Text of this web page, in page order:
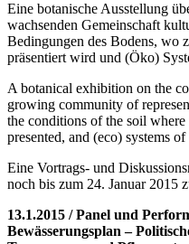
Eine botanische Ausstellung
wachsenden Gemeinschaft
Bedingungen des Bodens, wo
präsentiert wird und (Öko)
A botanical exhibition on the
growing community of
the conditions of the soil
presented, and (eco) systems of
Eine Vortrags- und
noch bis zum 24. Januar 2015
13.1.2015 / Panel und
Bewässerungsplan –